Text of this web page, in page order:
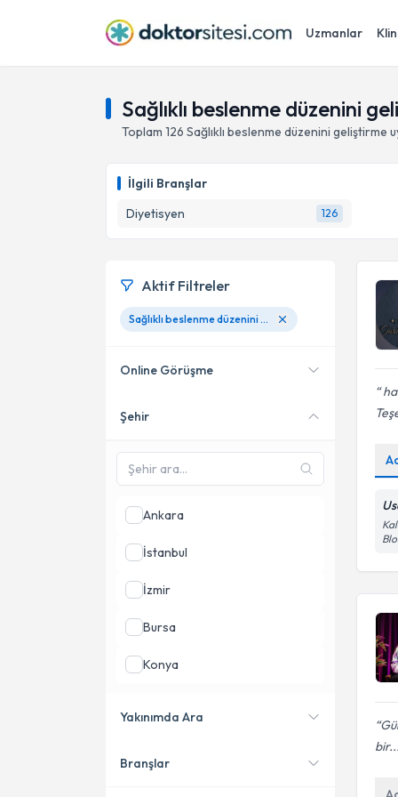
Uzmanlar
Sağlıklı beslenme düzenini
Toplam 126 Sağlıklı beslenme düzenini geliştirme
İlgili Branşlar
Diyetisyen
126
bir...
Aktif Filtreler
Sağlıklı beslenme düzenini geliştirme
Online Görüşme
Online danışmanlık sunan
Şehir
Ankara
İstanbul
İzmir
Bursa
Konya
Yakınımda Ara
Konumuma yakın uzmanları
Branşlar